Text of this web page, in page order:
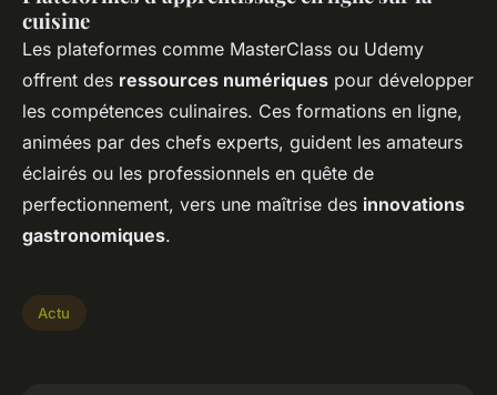
cuisine
Les plateformes comme MasterClass ou Udemy
offrent des ressources numériques pour développer
les compétences culinaires. Ces formations en ligne,
animées par des chefs experts, guident les amateurs
éclairés ou les professionnels en quête de
perfectionnement, vers une maîtrise des innovations
gastronomiques.
Actu